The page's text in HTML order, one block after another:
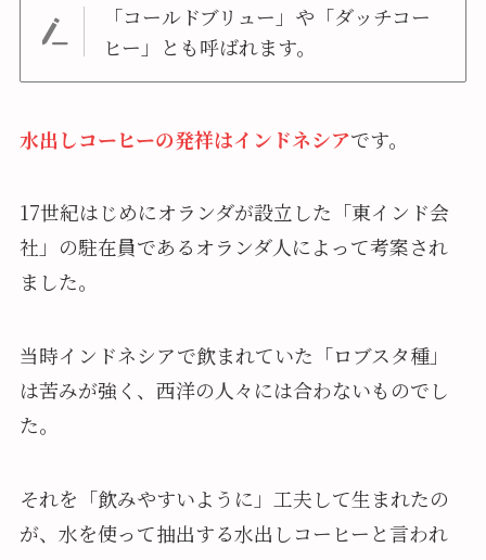
「コールドブリュー」や「ダッチコー
ヒー」とも呼ばれます。
水出しコーヒーの発祥はインドネシアです。
17世紀はじめにオランダが設立した「東インド会
社」の駐在員であるオランダ人によって考案され
ました。
当時インドネシアで飲まれていた「ロブスタ種」
は苦みが強く、西洋の人々には合わないものでし
た。
それを「飲みやすいように」工夫して生まれたの
が、水を使って抽出する水出しコーヒーと言われ